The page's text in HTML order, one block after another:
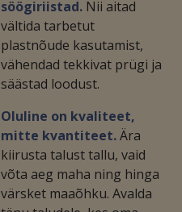
söögiriistad. Nii aitad
vältida tarbetut
plastnõude kasutamist,
vähendad tekkivat prügi ja
säästad loodust.
Oluline on kvaliteet,
mitte kvantiteet.Ära
kiirusta talust tallu, vaid
võta aeg maha ning hinga
värsket maaõhku. Avalda